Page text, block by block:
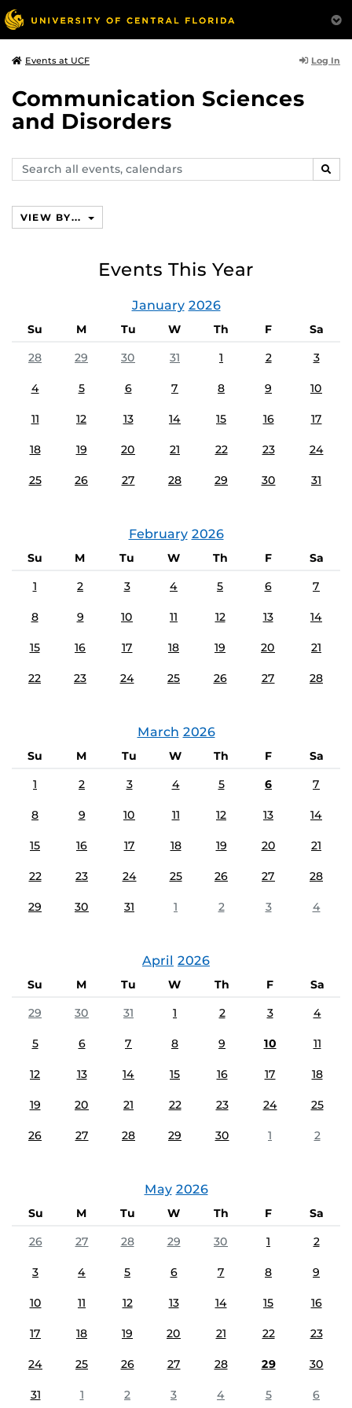
Events at UCF Log In
Communication Sciences
and Disorders
Search
events,
VIEW BY...
Events This Year
January 2026
Su M Tu W Th F
Sa
28
29 30 31 1 2 3
4 5 6 7 8 9 10
11 12 13 14 15 16 17
18 19 20 21 22 23 24
25 26 27 28 29 30 31
February 2026
Su M Tu W Th F
Sa
1
2 3 4 5 6 7
8 9 10 11 12 13 14
15 16 17 18 19 20 21
22 23 24 25 26 27 28
March 2026
Su M Tu W Th F
Sa
1
2 3 4 5 6 7
8 9 10 11 12 13 14
15 16 17 18 19 20 21
22 23 24 25 26 27 28
29 30 31 1 2 3 4
April 2026
Su M Tu W Th F
Sa
29
30 31 1 2 3 4
5 6 7 8 9 10 11
12 13 14 15 16 17 18
19 20 21 22 23 24 25
26 27 28 29 30 1 2
May 2026
Su M Tu W Th F
Sa
26
27 28 29 30 1 2
3 4 5 6 7 8 9
10 11 12 13 14 15 16
17 18 19 20 21 22 23
24 25 26 27 28 29 30
31 1 2 3 4 5 6